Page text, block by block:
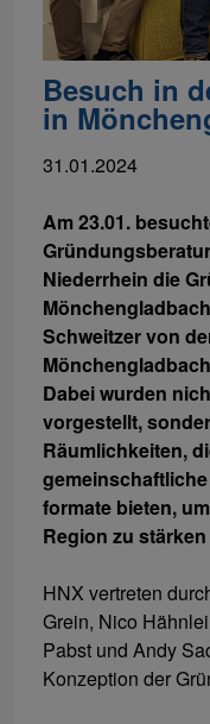
Besuch in
in
31.01.2024
Am 23.01.
Niederrhein die
Schweitzer von
Dabei wurden
vorgestellt,
Räumlichkeiten,
formate bieten,
Region zu
HNX vertreten
Grein, Nico
Pabst und Andy
Konzeption der